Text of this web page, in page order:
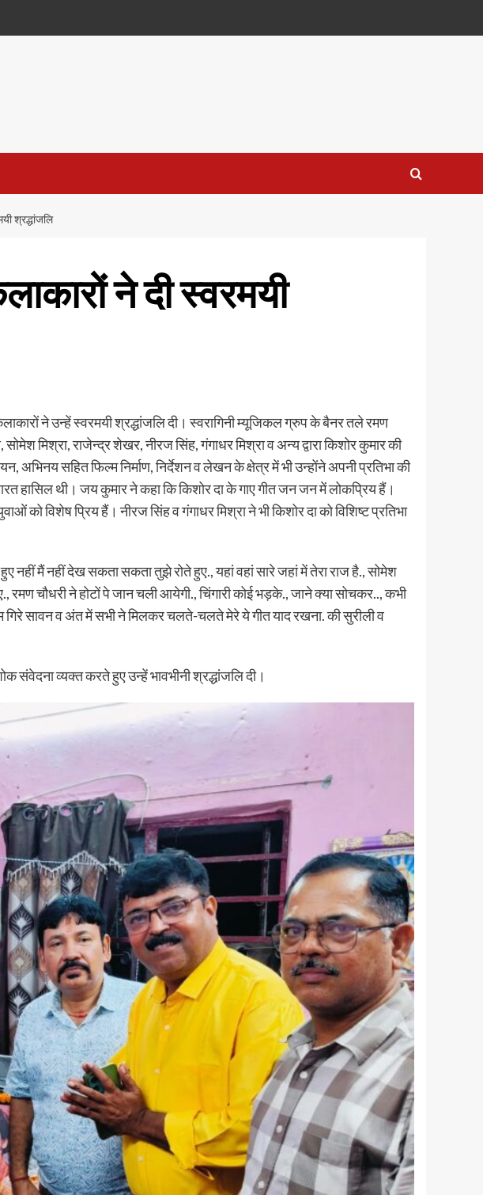
श्रद्धांजलि
ने दी स्वरमयी
ने उन्हें स्वरमयी श्रद्धांजलि दी। स्वरागिनी म्यूजिकल ग्रुप के बैनर तले रमण
मिश्रा, राजेन्द्र शेखर, नीरज सिंह, गंगाधर मिश्रा व अन्य द्वारा किशोर कुमार की
अभिनय सहित फिल्म निर्माण, निर्देशन व लेखन के क्षेत्र में भी उन्होंने अपनी प्रतिभा की
हासिल थी। जय कुमार ने कहा कि किशोर दा के गाए गीत जन जन में लोकप्रिय हैं।
को विशेष प्रिय हैं। नीरज सिंह व गंगाधर मिश्रा ने भी किशोर दा को विशिष्ट प्रतिभा
नहीं मैं नहीं देख सकता सकता तुझे रोते हुए., यहां वहां सारे जहां में तेरा राज है., सोमेश
चौधरी ने होटों पे जान चली आयेगी., चिंगारी कोई भड़के., जाने क्या सोचकर.., कभी
गिरे सावन व अंत में सभी ने मिलकर चलते-चलते मेरे ये गीत याद रखना. की सुरीली व
व्यक्त करते हुए उन्हें भावभीनी श्रद्धांजलि दी।